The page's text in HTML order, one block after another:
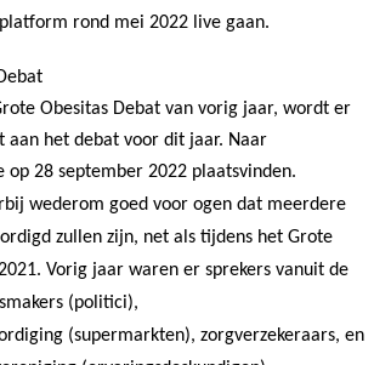
rond mei 2022 live gaan.
Obesitas Debat van vorig jaar, wordt er
aan het debat voor dit jaar. Naar
op 28 september 2022 plaatsvinden.
wederom goed voor ogen dat meerdere
zullen zijn, net als tijdens het Grote
Vorig jaar waren er sprekers vanuit de
(politici),
(supermarkten), zorgverzekeraars, en